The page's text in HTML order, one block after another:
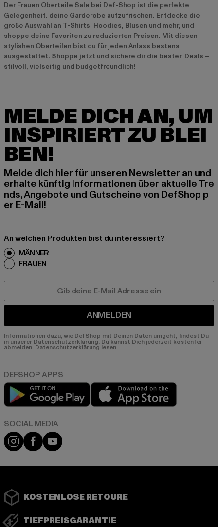
Der Frauen Oberteile Sale bei Def-Shop ist die perfekte
Gelegenheit, deine Garderobe aufzufrischen. Entdecke die
große Auswahl an T-Shirts, Hoodies, Blusen und mehr, und
shoppe deine Favoriten zu reduzierten Preisen. Mit diesen
stylishen Oberteilen bist du für jeden Anlass bestens
ausgestattet. Shoppe jetzt und sichere dir die besten Deals –
stilvoll, vielseitig und budgetfreundlich!
MELDE DICH AN, UM
INSPIRIERT ZU BLEI
BEN!
Melde dich hier für unseren Newsletter an und
erhalte künftig Informationen über aktuelle Tre
nds, Angebote und Gutscheine von DefShop p
er E-Mail!
An welchen Produkten bist du interessiert?
MÄNNER
FRAUEN
ANMELDEN
Informationen dazu, wie DefShop mit Deinen Daten umgeht, findest Du
in unserer Datenschutzerklärung. Du kannst Dich jederzeit kostenfei
abmelden. Datenschutzerklärung lesen.
Play market
Instagram
FacebookYouTube
KOSTENLOSE RETOURE
TIEFPREISGARANTIE